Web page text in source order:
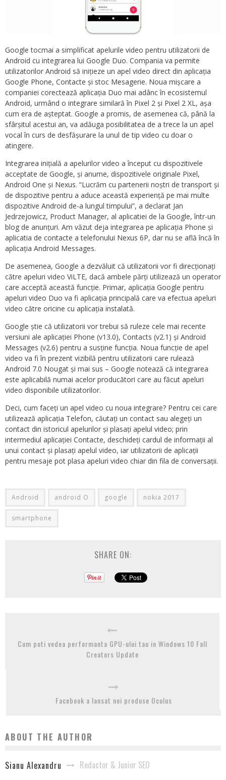
Google tocmai a simplificat apelurile video pentru utilizatorii de
Android cu integrarea lui Google Duo. Compania va permite
utilizatorilor Android să inițieze un apel video direct din aplicația
Google Phone, Contacte și stoc Mesagerie. Noua mișcare a
companiei corectează aplicația Duo mai adânc în ecosistemul
Android, urmând o integrare similară în Pixel 2 și Pixel 2 XL, așa
cum era de așteptat. Google a promis, de asemenea că, până la
sfârșitul acestui an, va adăuga posibilitatea de a trece la un apel
vocal în curs de desfășurare la unul de tip video cu doar o
atingere.
Integrarea inițială a apelurilor video a început cu dispozitivele
acceptate de Google, și anume, dispozitivele originale Pixel,
Android One și Nexus. “Lucrăm cu partenerii noștri de transport și
de dispozitive pentru a aduce această experiență pe mai multe
dispozitive Android de-a lungul timpului”, a declarat Jan
Jedrzejowicz, Product Manager, al aplicatiei de la Google, într-un
blog de anunțuri. Am văzut deja integrarea pe aplicația Phone și
aplicatia de contacte a telefonului Nexus 6P, dar nu se află încă în
aplicația Android Messages.
De asemenea, Google a dezvăluit că utilizatorii vor fi direcționați
către apeluri video ViLTE, dacă ambele părți utilizează un operator
care acceptă această funcție. Primar, aplicația Google pentru
apeluri video Duo va fi aplicația principală care va efectua apeluri
video către oricine cu aplicația instalată.
Google știe că utilizatorii vor trebui să ruleze cele mai recente
versiuni ale aplicației Phone (v13.0), Contacts (v2.1) și Android
Messages (v2.6) pentru a susține funcția. Noua funcție de apel
video va fi în prezent vizibilă pentru utilizatorii care rulează
Android 7.0 Nougat și mai sus – Google notează că integrarea
este aplicabilă numai acelor producători care au făcut apeluri
video disponibile utilizatorilor.
Deci, cum faceți un apel video cu noua integrare? Pentru cei care
utilizează aplicația Telefon, căutați un contact sau alegeți un
contact din istoricul apelurilor și plasați apelul video; prin
intermediul aplicației Contacte, deschideți cardul de informații al
unui contact și plasați apelul video, iar utilizatorii de aplicații
pentru mesaje pot plasa apeluri video chiar din fila de conversații.
Android android O google nokia 2017
smartphone
SHARE ON:
Cum poti vedea performanta GPU-ului tau in Windows 10 Fall
Creators Update
Facebook a lansat noi produse Oculus
ABOUT THE AUTHOR
Sianu Alexandru Redactor & Junior SEO